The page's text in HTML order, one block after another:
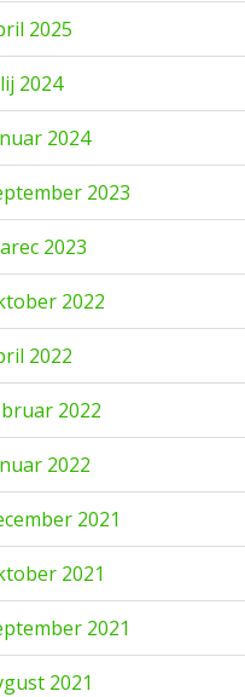
2025
2024
2024
2023
2023
2022
2022
2022
2022
2021
2021
2021
2021